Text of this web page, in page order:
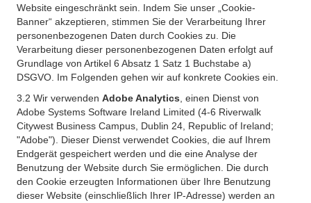
Website eingeschränkt sein. Indem Sie unser „Cookie-
Banner“ akzeptieren, stimmen Sie der Verarbeitung Ihrer
personenbezogenen Daten durch Cookies zu. Die
Verarbeitung dieser personenbezogenen Daten erfolgt auf
Grundlage von Artikel 6 Absatz 1 Satz 1 Buchstabe a)
DSGVO. Im Folgenden gehen wir auf konkrete Cookies ein.
3.2 Wir verwenden Adobe Analytics , einen Dienst von
Adobe Systems Software Ireland Limited (4-6 Riverwalk
Citywest Business Campus, Dublin 24, Republic of Ireland;
"Adobe"). Dieser Dienst verwendet Cookies, die auf Ihrem
Endgerät gespeichert werden und die eine Analyse der
Benutzung der Website durch Sie ermöglichen. Die durch
den Cookie erzeugten Informationen über Ihre Benutzung
dieser Website (einschließlich Ihrer IP-Adresse) werden an